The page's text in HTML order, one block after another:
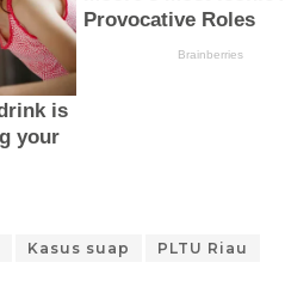
Kasus suap PLTU Riau